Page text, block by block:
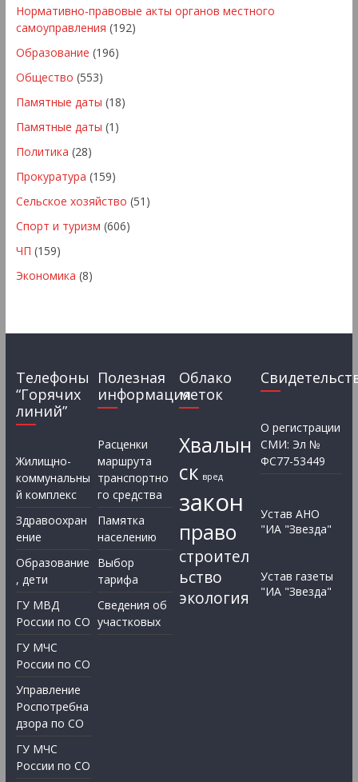
Нормативно-правовые акты органов местного
самоуправления (192)
Образование (196)
Общество (553)
Памятные даты (18)
Памятные даты (1)
Политика (28)
Прокуратура (159)
Сельское хозяйство (51)
Спорт и туризм (606)
ЧП (159)
Экономика (8)
Телефоны
“Горячих
линий”
Жилищно-
коммунальны
й комплекс
Здравоохран
ение
Образование
, дети
ГУ МВД
России по СО
ГУ МЧС
России по СО
Управление
Роспотребна
дзора по СО
ГУ МЧС
России по СО
Полезная
информация
Расценки
маршрута
транспортно
го средства
Памятка
населению
Выбор
тарифа
Сведения об
участковых
Облако
меток
Хвалын
ск вред
закон
право
строител
ьство
экология
О регистрации
СМИ: Эл №
ФС77-53449
Устав АНО
"ИА "Звезда"
Устав газеты
"ИА "Звезда"